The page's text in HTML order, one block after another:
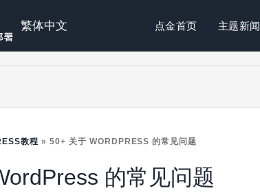
点
题
繁体中文 点金首页 主题新闻
教程 »50+ 关于 WORDPRESS 的常见问题
的常见问题